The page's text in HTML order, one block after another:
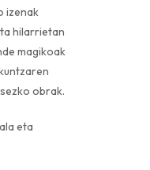
izenak
hilarrietan
magikoak
obrak.
eta